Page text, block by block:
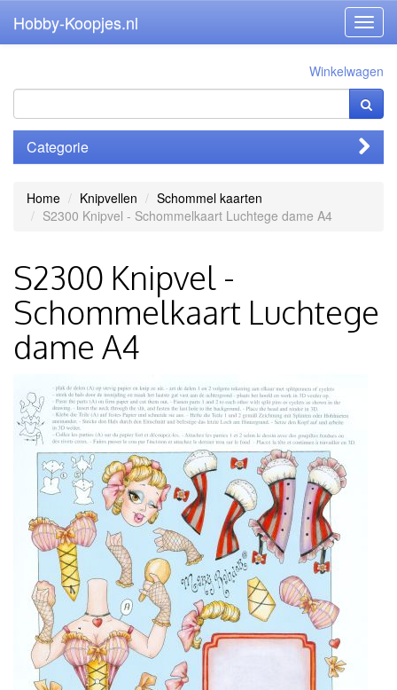
Hobby-Koopjes.nl
Winkelwagen
Categorie
Home Knipvellen
Schommel kaarten
S2300 Knipvel - Schommelkaart Luchtege dame A4
S2300 Knipvel -
Schommelkaart Luchtege
dame A4